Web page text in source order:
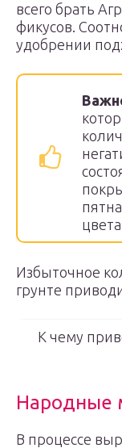
всего брать
фикусов.
удобрении
Избыточное
грунте
К чему
Народные
В процессе